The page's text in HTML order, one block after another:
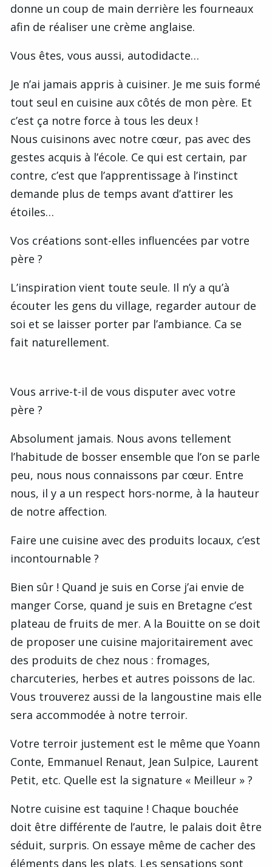
donne un coup de main derrière les fourneaux
afin de réaliser une crème anglaise.
Vous êtes, vous aussi, autodidacte…
Je n’ai jamais appris à cuisiner. Je me suis formé
tout seul en cuisine aux côtés de mon père. Et
c’est ça notre force à tous les deux !
Nous cuisinons avec notre cœur, pas avec des
gestes acquis à l’école. Ce qui est certain, par
contre, c’est que l’apprentissage à l’instinct
demande plus de temps avant d’attirer les
étoiles…
Vos créations sont-elles influencées par votre
père ?
L’inspiration vient toute seule. Il n’y a qu’à
écouter les gens du village, regarder autour de
soi et se laisser porter par l’ambiance. Ca se
fait naturellement.
Vous arrive-t-il de vous disputer avec votre
père ?
Absolument jamais. Nous avons tellement
l’habitude de bosser ensemble que l’on se parle
peu, nous nous connaissons par cœur. Entre
nous, il y a un respect hors-norme, à la hauteur
de notre affection.
Faire une cuisine avec des produits locaux, c’est
incontournable ?
Bien sûr ! Quand je suis en Corse j’ai envie de
manger Corse, quand je suis en Bretagne c’est
plateau de fruits de mer. A la Bouitte on se doit
de proposer une cuisine majoritairement avec
des produits de chez nous : fromages,
charcuteries, herbes et autres poissons de lac.
Vous trouverez aussi de la langoustine mais elle
sera accommodée à notre terroir.
Votre terroir justement est le même que Yoann
Conte, Emmanuel Renaut, Jean Sulpice, Laurent
Petit, etc. Quelle est la signature « Meilleur » ?
Notre cuisine est taquine ! Chaque bouchée
doit être différente de l’autre, le palais doit être
séduit, surpris. On essaye même de cacher des
éléments dans les plats. Les sensations sont